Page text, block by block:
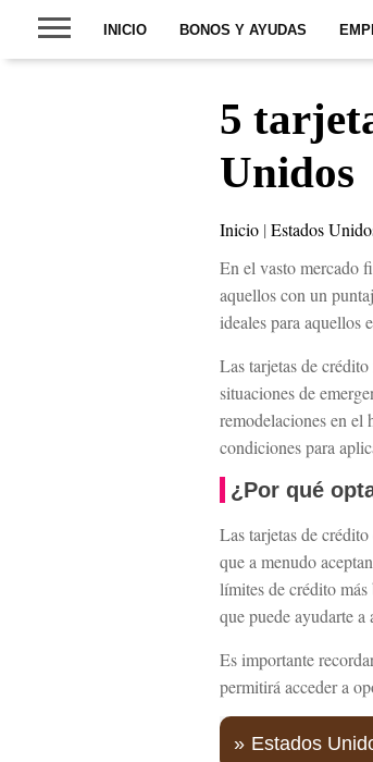
INICIO BONOS Y AYUDAS
5
Unidos
Inicio |Estados
En el vasto mercado
aquellos con un
ideales para aquellos
Las tarjetas de
situaciones de
remodelaciones en el
condiciones para
¿Por qué
Las tarjetas de
que a menudo
límites de crédito
que puede ayudarte
Es importante
permitirá acceder a
Estados